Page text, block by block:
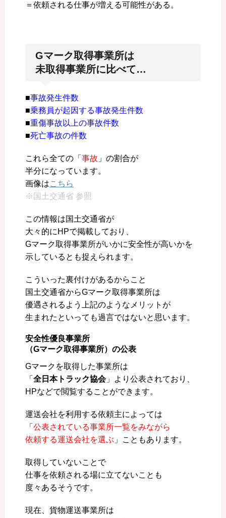
＝依頼される仕事が増える可能性がある。
Gマーク取得事業所は
未取得事業所に比べて…
■事故発生件数
■乗務員が起因する事故発生件数
■重傷事故以上の事故件数
■死亡事故の件数
これら全ての「 事故 」の割合が
半分になっています。
画像はこちら
※国土交通省 参照
この情報は国土交通省が
大々的にHPで掲載しており、
Gマーク取得事業所がいかに安全性が高いかを
示しているとも捉えられます。
こういった裏付けがあるからこと
国土交通省からGマーク取得事業所は
優遇されるよう上記のようなメリットが
生まれたといっても過言ではないと思います。
安全性優良事業所
（Gマーク取得事業所）の公表
Gマークを取得した事業所は
「 全日本トラック協会」より公表されており、
HPなどで閲覧することができます。
運送会社を利用する依頼主によっては
「 公表されている事業所一覧をみながら
依頼する運送会社を選ぶ 」こともあります。
取得していないことで
仕事を依頼される場に立てないことも
度々あるそうです。
現在、貨物運送事業所は